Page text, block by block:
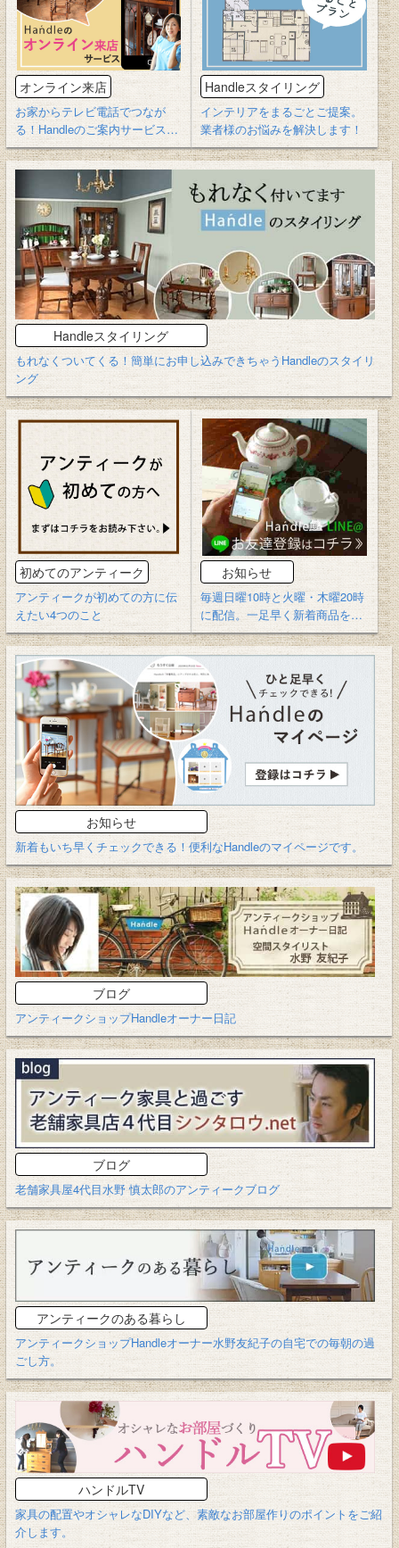
オンライン来店
お家からテレビ電話でつなが
る！Handleのご案内サービスは
じめます。
Handleスタイリング
インテリアをまるごとご提案。
業者様のお悩みを解決します！
Handleスタイリング
もれなくついてくる！簡単にお申し込みできちゃうHandleのスタイリ
ング
初めてのアンティーク
アンティークが初めての方に伝
えたい4つのこと
お知らせ
毎週日曜10時と火曜・木曜20時
に配信。一足早く新着商品をご
紹介！
お知らせ
新着もいち早くチェックできる！便利なHandleのマイページです。
ブログ
アンティークショップHandleオーナー日記
ブログ
老舗家具屋4代目水野 慎太郎のアンティークブログ
アンティークのある暮らし
アンティークショップHandleオーナー水野友紀子の自宅での毎朝の過
ごし方。
ハンドルTV
家具の配置やオシャレなDIYなど、素敵なお部屋作りのポイントをご紹
介します。